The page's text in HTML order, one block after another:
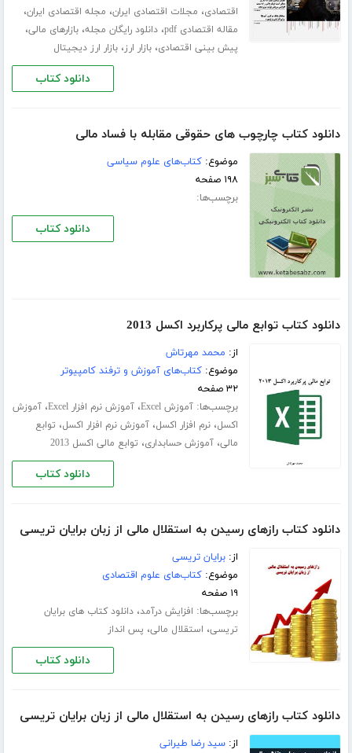
اقتصادی، مجلات اقتصادی ایران، مجله اقتصادی ایران،
مقاله اقتصادی pdf ،دانلود رایگان مجله،بازارهای مالی،
پیش بینی اقتصادی،بازار ارز،بازار ارز دیجیتال
دانلود کتاب
دانلود کتاب چارچوب های حقوقی مقابله با فساد مالی
موضوع:کتاب‌های علوم سیاسی
۱۹۸ صفحه
برچسب‌ها:
دانلود کتاب
دانلود کتاب توابع مالی پرکاربرد اکسل 2013
از: محمد مهرتاش
موضوع:کتاب‌های آموزش و ترفند کامپیوتر
۳۲ صفحه
برچسب‌ها:آموزش Excel ،آموزش نرم افزار Excel ،آموزش
اکسل،نرم افزار اکسل،آموزش نرم افزار اکسل، توابع
مالی،آموزش حسابداری، توابع مالی اکسل 2013
دانلود کتاب
دانلود کتاب رازهای رسیدن به استقلال مالی از زبان برایان تریسی
از:برایان تریسی
موضوع:کتاب‌های علوم اقتصادی
۱۹ صفحه
برچسب‌ها: افزایش درآمد،دانلود کتاب های برایان
تریسی، استقلال مالی، پس انداز
دانلود کتاب
دانلود کتاب رازهای رسیدن به استقلال مالی از زبان برایان تریسی
از:سید رضا طیرانی